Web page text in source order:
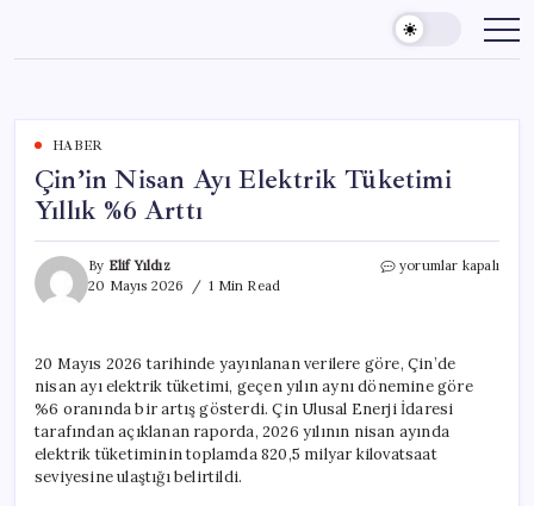
content
HABER
Çin’in Nisan Ayı Elektrik Tüketimi
Yıllık %6 Arttı
By Elif Yıldız
20 Mayıs 2026
1 Min Read
Çin’in
Yıllık
%6
Arttı
için
yorumlar kapalı
20 Mayıs 2026 tarihinde yayınlanan verilere göre, Çin’de
nisan ayı elektrik tüketimi, geçen yılın aynı dönemine göre
%6 oranında bir artış gösterdi. Çin Ulusal Enerji İdaresi
tarafından açıklanan raporda, 2026 yılının nisan ayında
elektrik tüketiminin toplamda 820,5 milyar kilovatsaat
seviyesine ulaştığı belirtildi.